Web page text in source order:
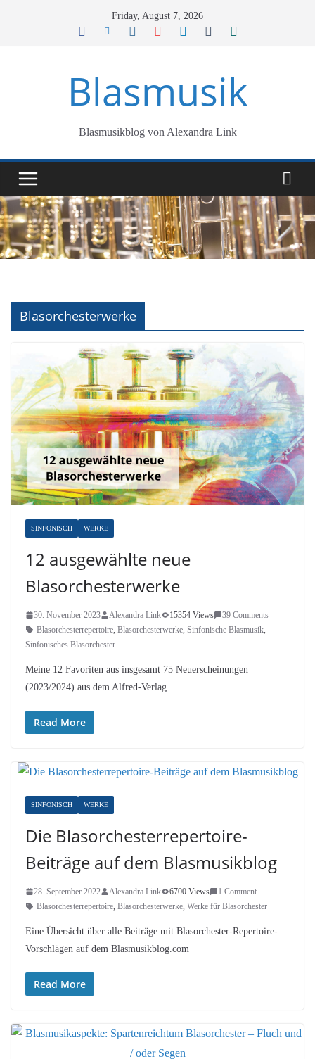
Friday, August 7, 2026
Blasmusik
Blasmusikblog von Alexandra Link
Blasorchesterwerke
SINFONISCH WERKE
12 ausgewählte neue
Blasorchesterwerke
30. November 2023 Alexandra Link 15354 Views
39 Comments
Blasorchesterrepertoire, Blasorchesterwerke, Sinfonische Blasmusik,
Sinfonisches Blasorchester
Meine 12 Favoriten aus insgesamt 75 Neuerscheinungen
(2023/2024) aus dem Alfred-Verlag.
Read More
SINFONISCH WERKE
Die Blasorchesterrepertoire-
Beiträge auf dem Blasmusikblog
28. September 2022 Alexandra Link 6700 Views
1 Comment
Blasorchesterrepertoire, Blasorchesterwerke, Werke für Blasorchester
Eine Übersicht über alle Beiträge mit Blasorchester-Repertoire-
Vorschlägen auf dem Blasmusikblog.com
Read More